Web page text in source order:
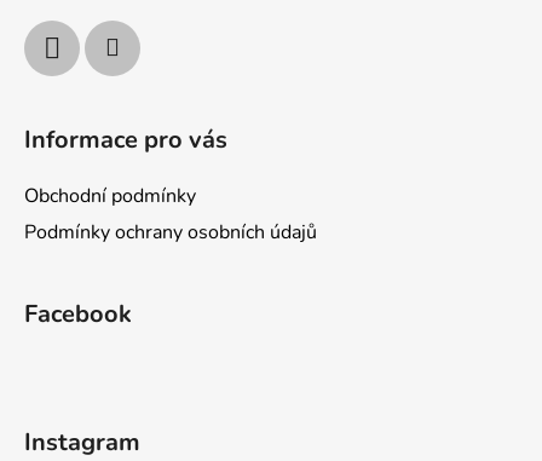
Informace pro vás
Obchodní podmínky
Podmínky ochrany osobních údajů
Facebook
Instagram